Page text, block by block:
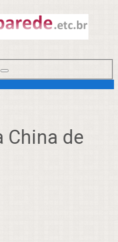
China de